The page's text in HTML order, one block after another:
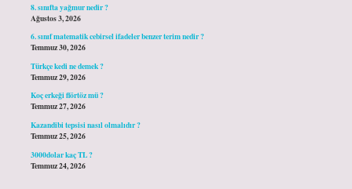
8. sınıfta yağmur nedir ?
Ağustos 3, 2026
6. sınıf matematik cebirsel ifadeler benzer terim nedir ?
Temmuz 30, 2026
Türkçe kedi ne demek ?
Temmuz 29, 2026
Koç erkeği flörtöz mü ?
Temmuz 27, 2026
Kazandibi tepsisi nasıl olmalıdır ?
Temmuz 25, 2026
3000dolar kaç TL ?
Temmuz 24, 2026